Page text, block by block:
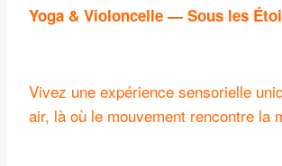
Yoga & Violoncelle — Sous les
Vivez une expérience sensorielle
air, là où le mouvement rencontre la